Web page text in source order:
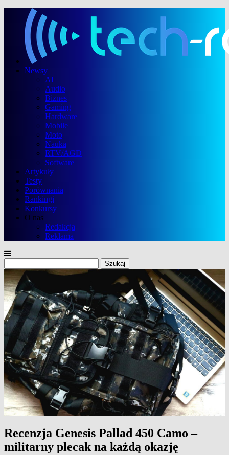
Newsy
AI
Audio
Biznes
Gaming
Hardware
Mobile
Moto
Nauka
RTV/AGD
Software
Artykuły
Testy
Porównania
Rankingi
Konkursy
O nas
Redakcja
Reklama
Recenzja Genesis Pallad 450 Camo –
militarny plecak na każdą okazję